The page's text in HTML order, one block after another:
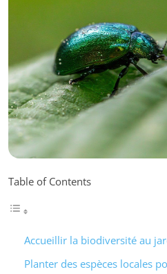
Table of Contents
Accueillir la biodiversité au
Planter des espèces locales